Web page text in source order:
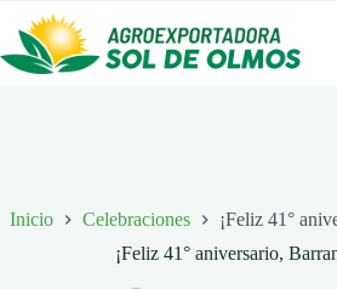
contenido
Inicio Celebraciones
¡Feliz 41°
¡Feliz 41° aniversario,